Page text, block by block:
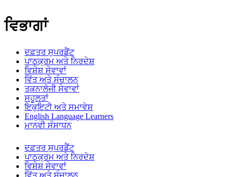
ਵਿਭਾਗਾਂ
ਦਫ਼ਤਰ ਸੁਪਰਡੈਂਟ
ਪਾਠਕ੍ਰਮ ਅਤੇ ਨਿਰਦੇਸ਼
ਵਿਸ਼ੇਸ਼ ਸੇਵਾਵਾਂ
ਵਿੱਤ ਅਤੇ ਸੰਚਾਲਨ
ਤਕਨਾਲੋਜੀ ਸੇਵਾਵਾਂ
ਸਹੂਲਤਾਂ
ਇਕੁਇਟੀ ਅਤੇ ਸਮਾਵੇਸ਼
English Language Learners
ਮਾਨਵੀ ਸੰਸਾਧਨ
ਦਫ਼ਤਰ ਸੁਪਰਡੈਂਟ
ਪਾਠਕ੍ਰਮ ਅਤੇ ਨਿਰਦੇਸ਼
ਵਿਸ਼ੇਸ਼ ਸੇਵਾਵਾਂ